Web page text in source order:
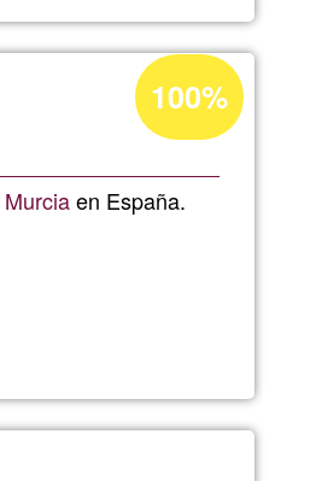
Murciaen España.
Porcentaje
de
de
100%